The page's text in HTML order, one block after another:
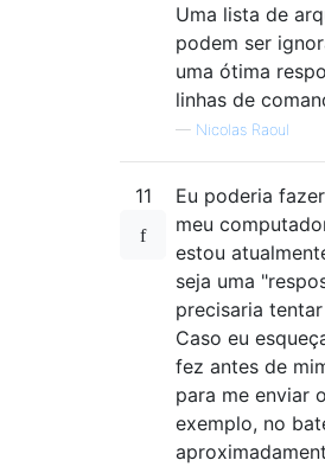
Uma lista de
podem ser
uma ótima
linhas de
— Nicolas Raoul
11
Eu poderia
meu
estou
seja uma
precisaria
Caso eu
fez antes de
para me enviar
exemplo, no